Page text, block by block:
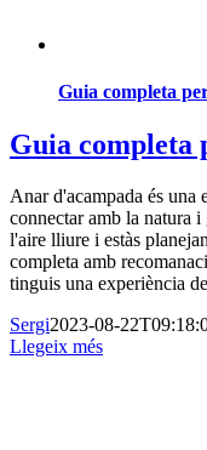
Guia completa
Guia completa
Anar d'acampada és una
connectar amb la natura
l'aire lliure i estàs
completa amb
tinguis una experiència
Sergi2023-08-
Llegeix més